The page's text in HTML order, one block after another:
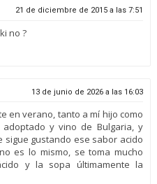
21 de diciembre de 2015 a las 7:51
no ?
13 de junio de 2026 a las 16:03
en verano, tanto a mí hijo como
y vino de Bulgaria, y
sigue gustando ese sabor acido
es lo mismo, se toma mucho
y la sopa últimamente la